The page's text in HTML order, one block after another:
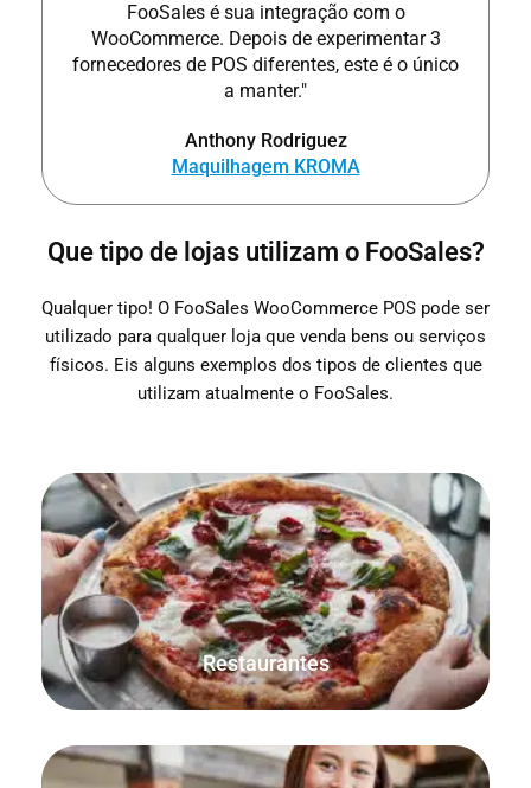
FooSales é sua integração com o
WooCommerce. Depois de experimentar 3
fornecedores de POS diferentes, este é o único
a manter."
Anthony Rodriguez
Maquilhagem KROMA
Que tipo de lojas utilizam o FooSales?
Qualquer tipo! O FooSales WooCommerce POS pode ser
utilizado para qualquer loja que venda bens ou serviços
físicos. Eis alguns exemplos dos tipos de clientes que
utilizam atualmente o FooSales.
Restaurantes
Verificar, por favor! Guarde, imprima e acompanhe as
encomendas para mesas sentadas e encomendas para
levar.